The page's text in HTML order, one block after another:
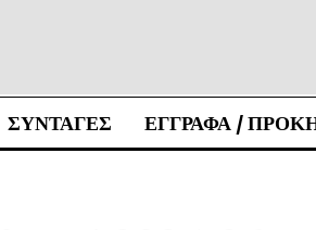
ΣΥΝΤΑΓΕΣ ΕΓΓΡΑΦΑ /